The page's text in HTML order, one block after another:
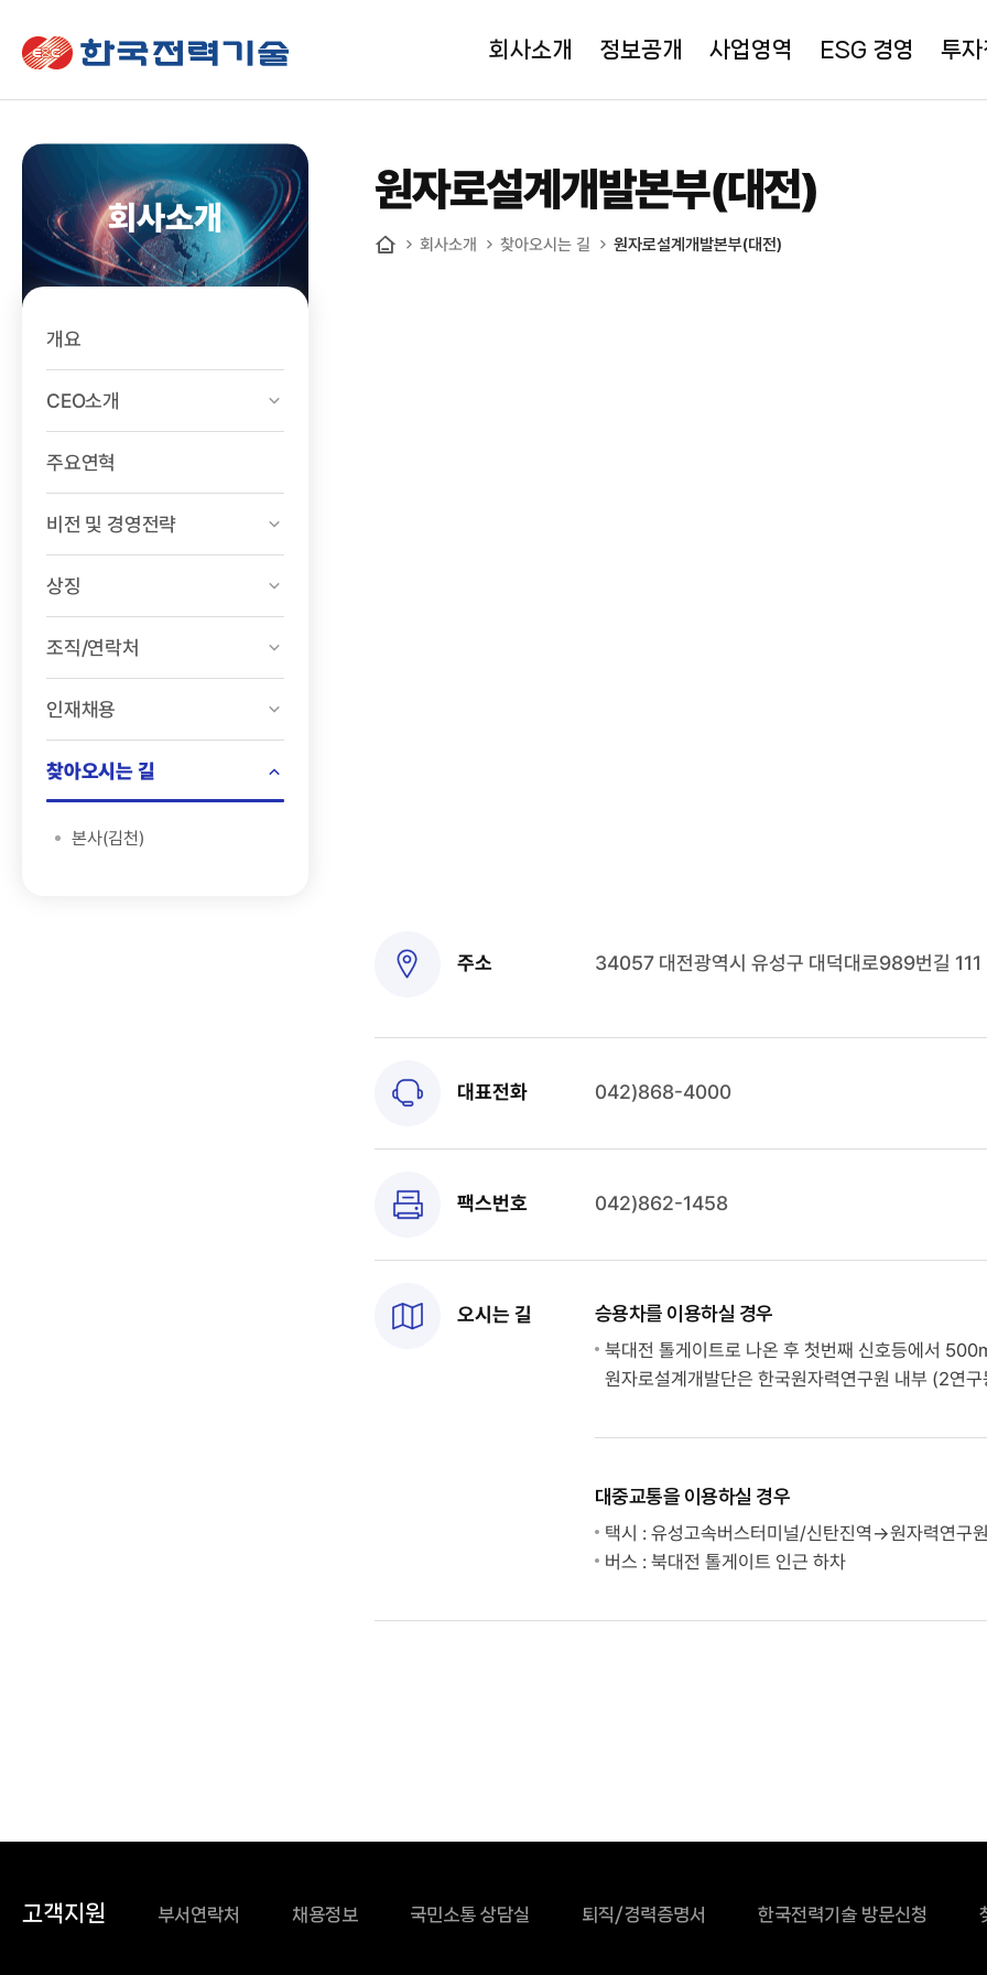
한국전력기술
회사소개 정보공개 사업영역 ESG 경영 투자
회사소개
개요
CEO소개
주요연혁
비전 및 경영전략
상징
조직/연락처
인재채용
찾아오시는 길
본사(김천)
원자로설계개발본부(대전)
회사소개 찾아오시는 길 원자로설계개발본부(대전)
주소 34057 대전광역시 유성구 대덕대로989번길 111
대표전화 042)868-4000
팩스번호 042)862-1458
오시는 길 승용차를 이용하실 경우
북대전 톨게이트로 나온 후 첫번째 신호등에서
원자로설계개발단은 한국원자력연구원 내부 (2연
대중교통을 이용하실 경우
택시 : 유성고속버스터미널/신탄진역→원자력연구
버스 : 북대전 톨게이트 인근 하차
고객지원 부서연락처 채용정보 국민소통 상담실 퇴직/경력증명서 한국전력기술 방문신청